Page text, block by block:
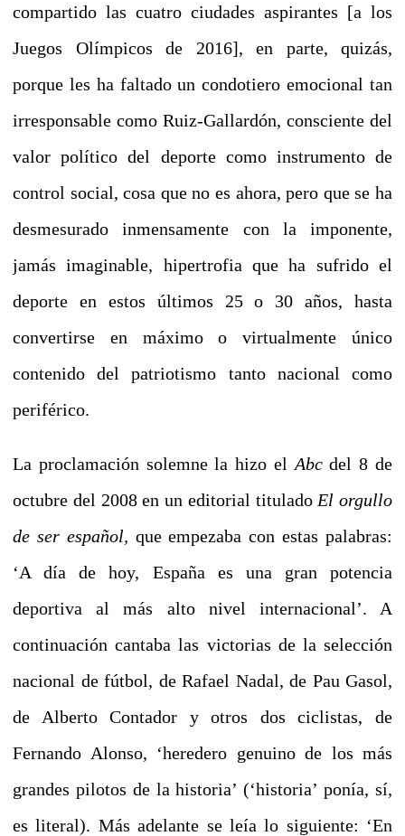
compartido las cuatro ciudades aspirantes [a los
Juegos Olímpicos de 2016], en parte, quizás,
porque les ha faltado un condotiero emocional tan
irresponsable como Ruiz-Gallardón, consciente del
valor político del deporte como instrumento de
control social, cosa que no es ahora, pero que se ha
desmesurado inmensamente con la imponente,
jamás imaginable, hipertrofia que ha sufrido el
deporte en estos últimos 25 o 30 años, hasta
convertirse en máximo o virtualmente único
contenido del patriotismo tanto nacional como
periférico.
La proclamación solemne la hizo el Abcdel 8 de
octubre del 2008 en un editorial titulado El orgullo
de ser español, que empezaba con estas palabras:
‘A día de hoy, España es una gran potencia
deportiva al más alto nivel internacional’. A
continuación cantaba las victorias de la selección
nacional de fútbol, de Rafael Nadal, de Pau Gasol,
de Alberto Contador y otros dos ciclistas, de
Fernando Alonso, ‘heredero genuino de los más
grandes pilotos de la historia’ (‘historia’ ponía, sí,
es literal). Más adelante se leía lo siguiente: ‘En